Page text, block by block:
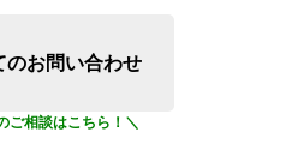
のお問い合わせ